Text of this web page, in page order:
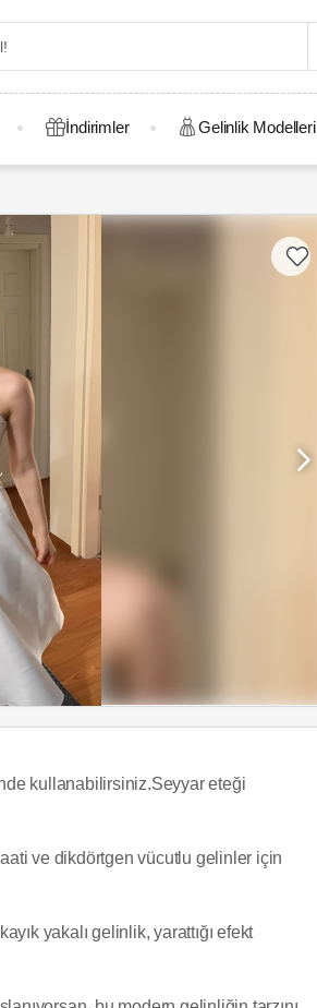
İndirimler Gelinlik Modelleri
kullanabilirsiniz.Seyyar eteği
ve dikdörtgen vücutlu gelinler için
yakalı gelinlik, yarattığı efekt